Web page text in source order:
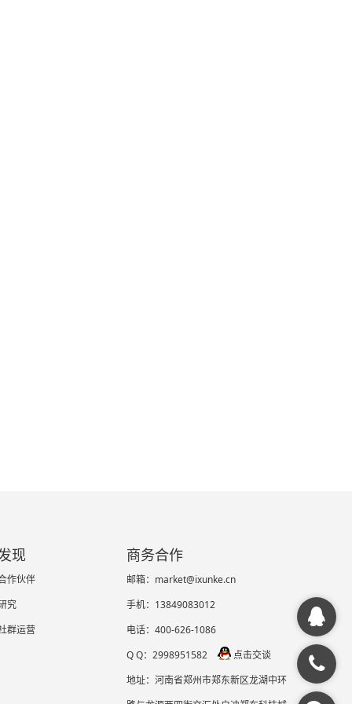
现
作伙伴
究
群运营
商务合作
邮箱：market@ixunke.cn
手机：13849083012
电话：400-626-1086
Q Q：2998951582
点击交谈
地址：河南省郑州市郑东新区龙湖中环